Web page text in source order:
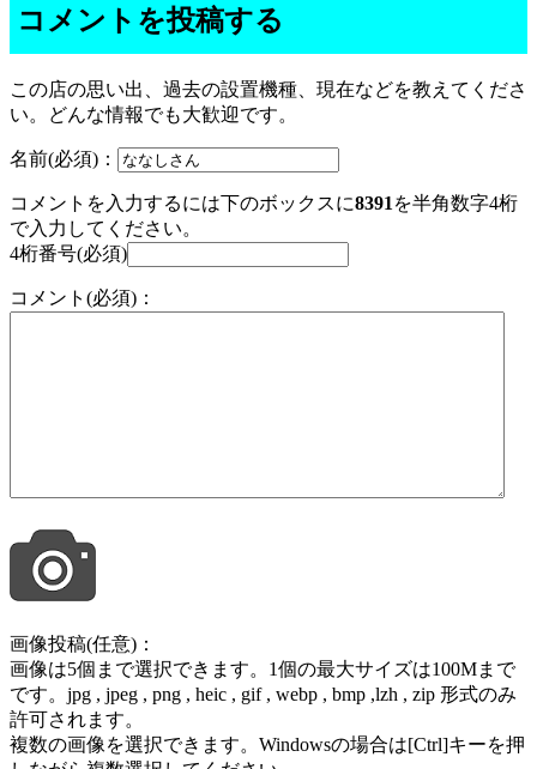
コメントを投稿する
この店の思い出、過去の設置機種、現在などを教えてくださ
い。どんな情報でも大歓迎です。
名前(必須)：
コメントを入力するには下のボックスに8391 を半角数字4桁
で入力してください。
4桁番号(必須)
コメント(必須)：
画像投稿(任意)：
画像は5個まで選択できます。1個の最大サイズは100Mまで
です。jpg , jpeg , png , heic , gif , webp , bmp ,lzh , zip 形式のみ
許可されます。
複数の画像を選択できます。Windowsの場合は[Ctrl]キーを押